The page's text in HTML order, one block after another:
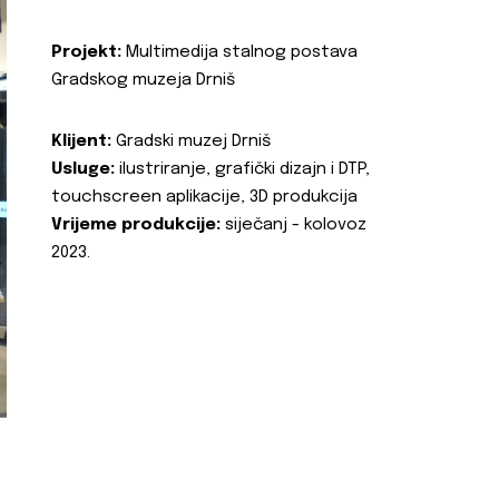
Projekt: Multimedija stalnog postava
Gradskog muzeja Drniš
Klijent: Gradski muzej Drniš
Usluge: ilustriranje, grafički dizajn i DTP,
touchscreen aplikacije, 3D produkcija
Vrijeme produkcije: siječanj - kolovoz
2023.